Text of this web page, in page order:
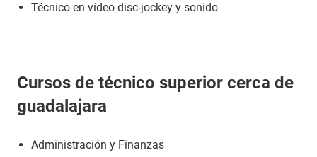
Técnico en vídeo disc-jockey y sonido
Cursos de técnico superior cerca de
guadalajara
Administración y Finanzas